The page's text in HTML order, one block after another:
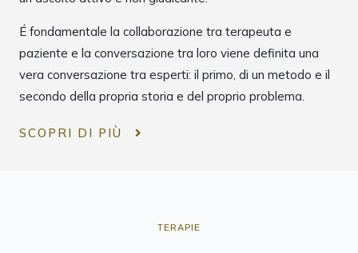
É fondamentale la collaborazione tra terapeuta e
paziente e la conversazione tra loro viene definita una
vera conversazione tra esperti: il primo, di un metodo e il
secondo della propria storia e del proprio problema.
SCOPRI DI PIÙ
TERAPIE